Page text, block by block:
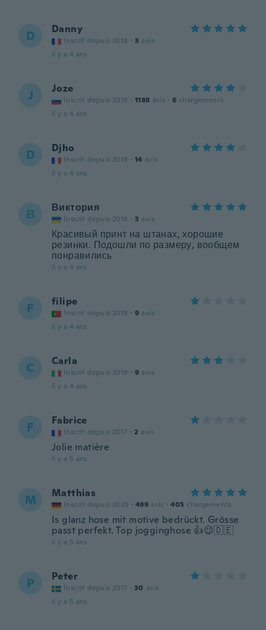
D Danny
Inscrit depuis 2018 · 3 avis
il y a 4 ans
J Joze
Inscrit depuis 2018 · 1188 avis · 6 chargements
il y a 4 ans
D Djho
Inscrit depuis 2019 · 14 avis
il y a 4 ans
В Виктория
Inscrit depuis 2018 · 3 avis
Красивый принт на штанах, хорошие
резинки. Подошли по размеру, вообщем
понравились
il y a 4 ans
F filipe
Inscrit depuis 2019 · 9 avis
il y a 4 ans
C Carla
Inscrit depuis 2019 · 9 avis
il y a 4 ans
F Fabrice
Inscrit depuis 2017 · 2 avis
Jolie matière
il y a 5 ans
M Matthias
Inscrit depuis 2020 · 499 avis · 405 chargements
Is glanz hose mit motive bedrückt. Grösse
passt perfekt. Top jogginghose 👍😉🇩🇪
il y a 5 ans
P Peter
Inscrit depuis 2017 · 30 avis
il y a 5 ans